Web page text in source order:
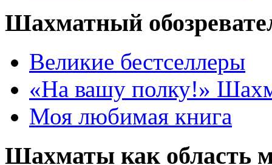
Шахматный
Великие бестселлеры
«На вашу полку!»
Моя любимая книга
Шахматы как область